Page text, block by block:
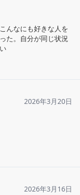
んなにも好きな人を
た。自分が同じ状況
2026年3月20日
2026年3月16日